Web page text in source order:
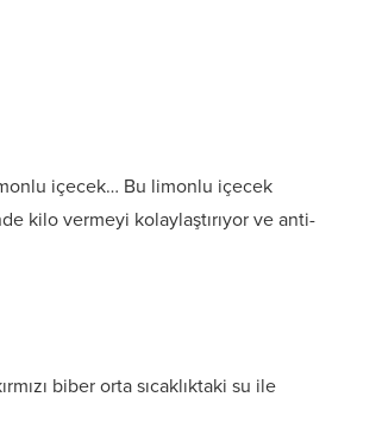
içecek… Bu limonlu içecek
kilo vermeyi kolaylaştırıyor ve anti-
biber orta sıcaklıktaki su ile